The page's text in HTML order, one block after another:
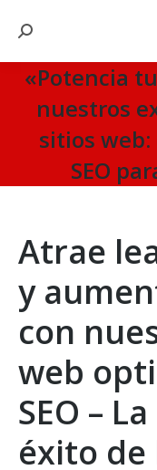
Search:
«Potencia
nuestros
sitios
SEO
Atrae
y
con
web
SEO –
éxito de